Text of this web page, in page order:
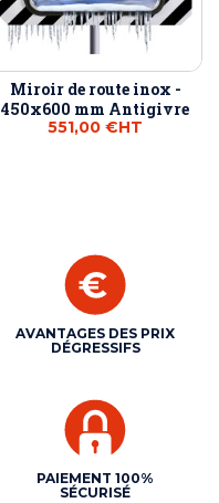
Miroir de route inox -
450x600 mm Antigivre
551,00 €HT
AVANTAGES DES PRIX
DÉGRESSIFS
PAIEMENT 100%
SÉCURISÉ